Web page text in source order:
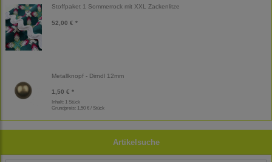
Stoffpaket 1 Sommerrock mit XXL Zackenlitze
52,00 € *
Metallknopf - Dirndl 12mm
1,50 € *
Inhalt: 1 Stück
Grundpreis: 1,50 € / Stück
Artikelsuche